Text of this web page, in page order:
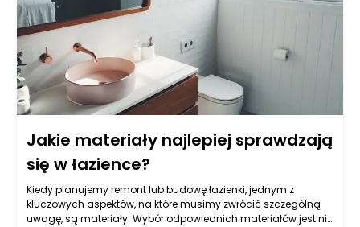
Jakie materiały najlepiej sprawdzają
się w łazience?
Kiedy planujemy remont lub budowę łazienki, jednym z
kluczowych aspektów, na które musimy zwrócić szczególną
uwagę, są materiały. Wybór odpowiednich materiałów jest nie